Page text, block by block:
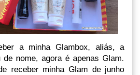
a minha Glambox, aliás, a
de nome, agora é apenas Glam.
receber minha Glam de junho